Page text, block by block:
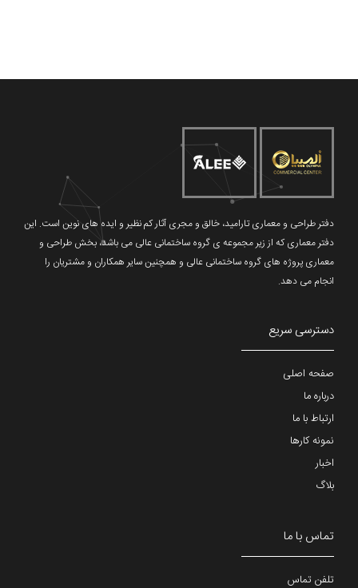
دفتر طراحی و معماری تارامید، خالق و مجری آثار کم نظیر و ایده های نوین است. این
دفتر معماری که از زیر مجموعه ی گروه ساختمانی عالی می باشد، بخش طراحی و
معماری پروژه های گروه ساختمانی عالی و همچنین سایر همکاران و مشتریان را
انجام می دهد.
دسترسی سریع
صفحه اصلی
درباره ما
ارتباط با ما
نمونه کارها
اخبار
بلاگ
تماس با ما
تلفن تماس